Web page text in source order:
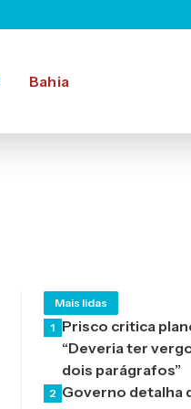
Bahia
Mais lidas
1 Prisco critica
“Deveria ter
dois parágrafos”
2 Governo detalha